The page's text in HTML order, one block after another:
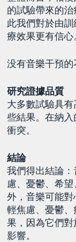
的試驗帶來的
此我們對於由
療效果更有信心
没有音樂干預的
研究證據品質
大多數試驗具
些結果。在納
衝突。
結論
我們得出結論
慮、憂鬱、希
外，音樂可能
輕焦慮、憂鬱
果，因為它們
影響。